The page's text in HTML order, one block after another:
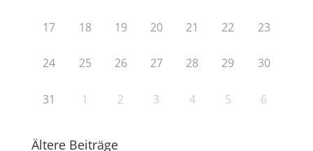
17 18 19 20 21 22 23
24 25 26 27 28 29 30
31 1 2 3 4 5 6
Ältere Beiträge